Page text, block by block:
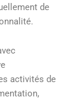
de
activités de